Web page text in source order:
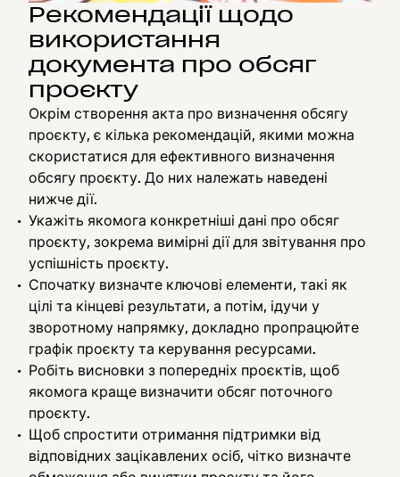
Рекомендації щодо
використання
документа про обсяг
проєкту
Окрім створення акта про визначення обсягу
проєкту, є кілька рекомендацій, якими можна
скористатися для ефективного визначення
обсягу проєкту. До них належать наведені
нижче дії.
Укажіть якомога конкретніші дані про обсяг
проєкту, зокрема вимірні дії для звітування про
успішність проєкту.
Спочатку визначте ключові елементи, такі як
цілі та кінцеві результати, а потім, ідучи у
зворотному напрямку, докладно пропрацюйте
графік проєкту та керування ресурсами.
Робіть висновки з попередніх проєктів, щоб
якомога краще визначити обсяг поточного
проєкту.
Щоб спростити отримання підтримки від
відповідних зацікавлених осіб, чітко визначте